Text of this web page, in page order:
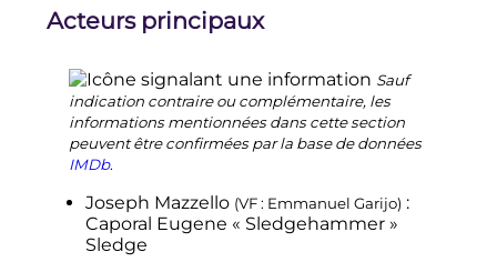
Acteurs principaux
Sauf
indication contraire ou complémentaire, les
informations mentionnées dans cette section
peuvent être confirmées par la base de données
IMDb.
Joseph Mazzello (VF : Emmanuel Garijo) :
Caporal Eugene « Sledgehammer »
Sledge